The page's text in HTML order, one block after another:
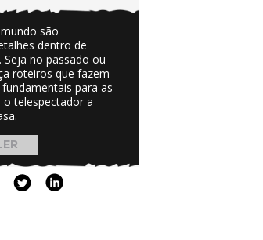
são
dentro de
no passado ou
roteiros que fazem
para as
telespectador a